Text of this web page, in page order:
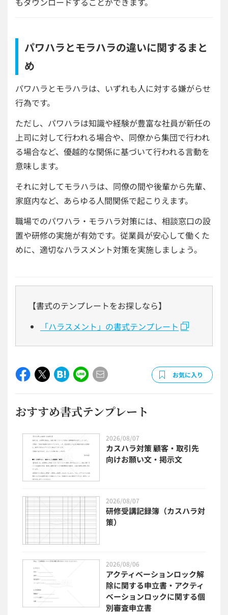
パワハラとモラハラの違いに関するまと
め
パワハラとモラハラは、いずれも人に対する嫌がらせ
行為です。
ただし、パワハラは知識や経験が豊富な社員が新任の
上司に対して行われる場合や、同僚から集団で行われ
る場合など、優越的な関係に基づいて行われる言動を
意味します。
それに対してモラハラは、同僚の間や後輩から先輩、
家庭内など、あらゆる人間関係で起こりえます。
職場でのパワハラ・モラハラ対策には、相談窓口の設
置や研修の実施が有効です。従業員が安心して働くた
めに、適切なハラスメント対策を実施しましょう。
【書式のテンプレートをお探しなら】
「ハラスメント」の書式テンプレート
お気に入り
おすすめ書式テンプレート
2026/08/07
カスハラ対策 顧客・取引先
向けお願い文・掲示文
2026/08/07
研修受講記録簿（カスハラ対
策）
2026/08/06
アクティベーションロック解
除に関する申立書・アクティ
ベーションロックに関する個
別審査申立書